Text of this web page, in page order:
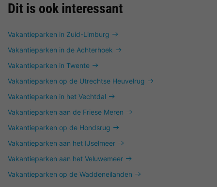
Dit is ook interessant
Vakantieparken in Zuid-Limburg
Vakantieparken in de Achterhoek
Vakantieparken in Twente
Vakantieparken op de Utrechtse Heuvelrug
Vakantieparken in het Vechtdal
Vakantieparken aan de Friese Meren
Vakantieparken op de Hondsrug
Vakantieparken aan het IJselmeer
Vakantieparken aan het Veluwemeer
Vakantieparken op de Waddeneilanden